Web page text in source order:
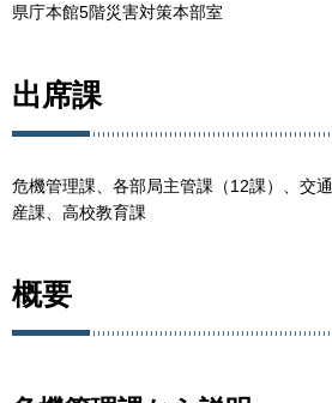
県庁本館5階災害対策本部室
出席課
危機管理課、各部局主管課（12課）、交
産課、高校教育課
概要